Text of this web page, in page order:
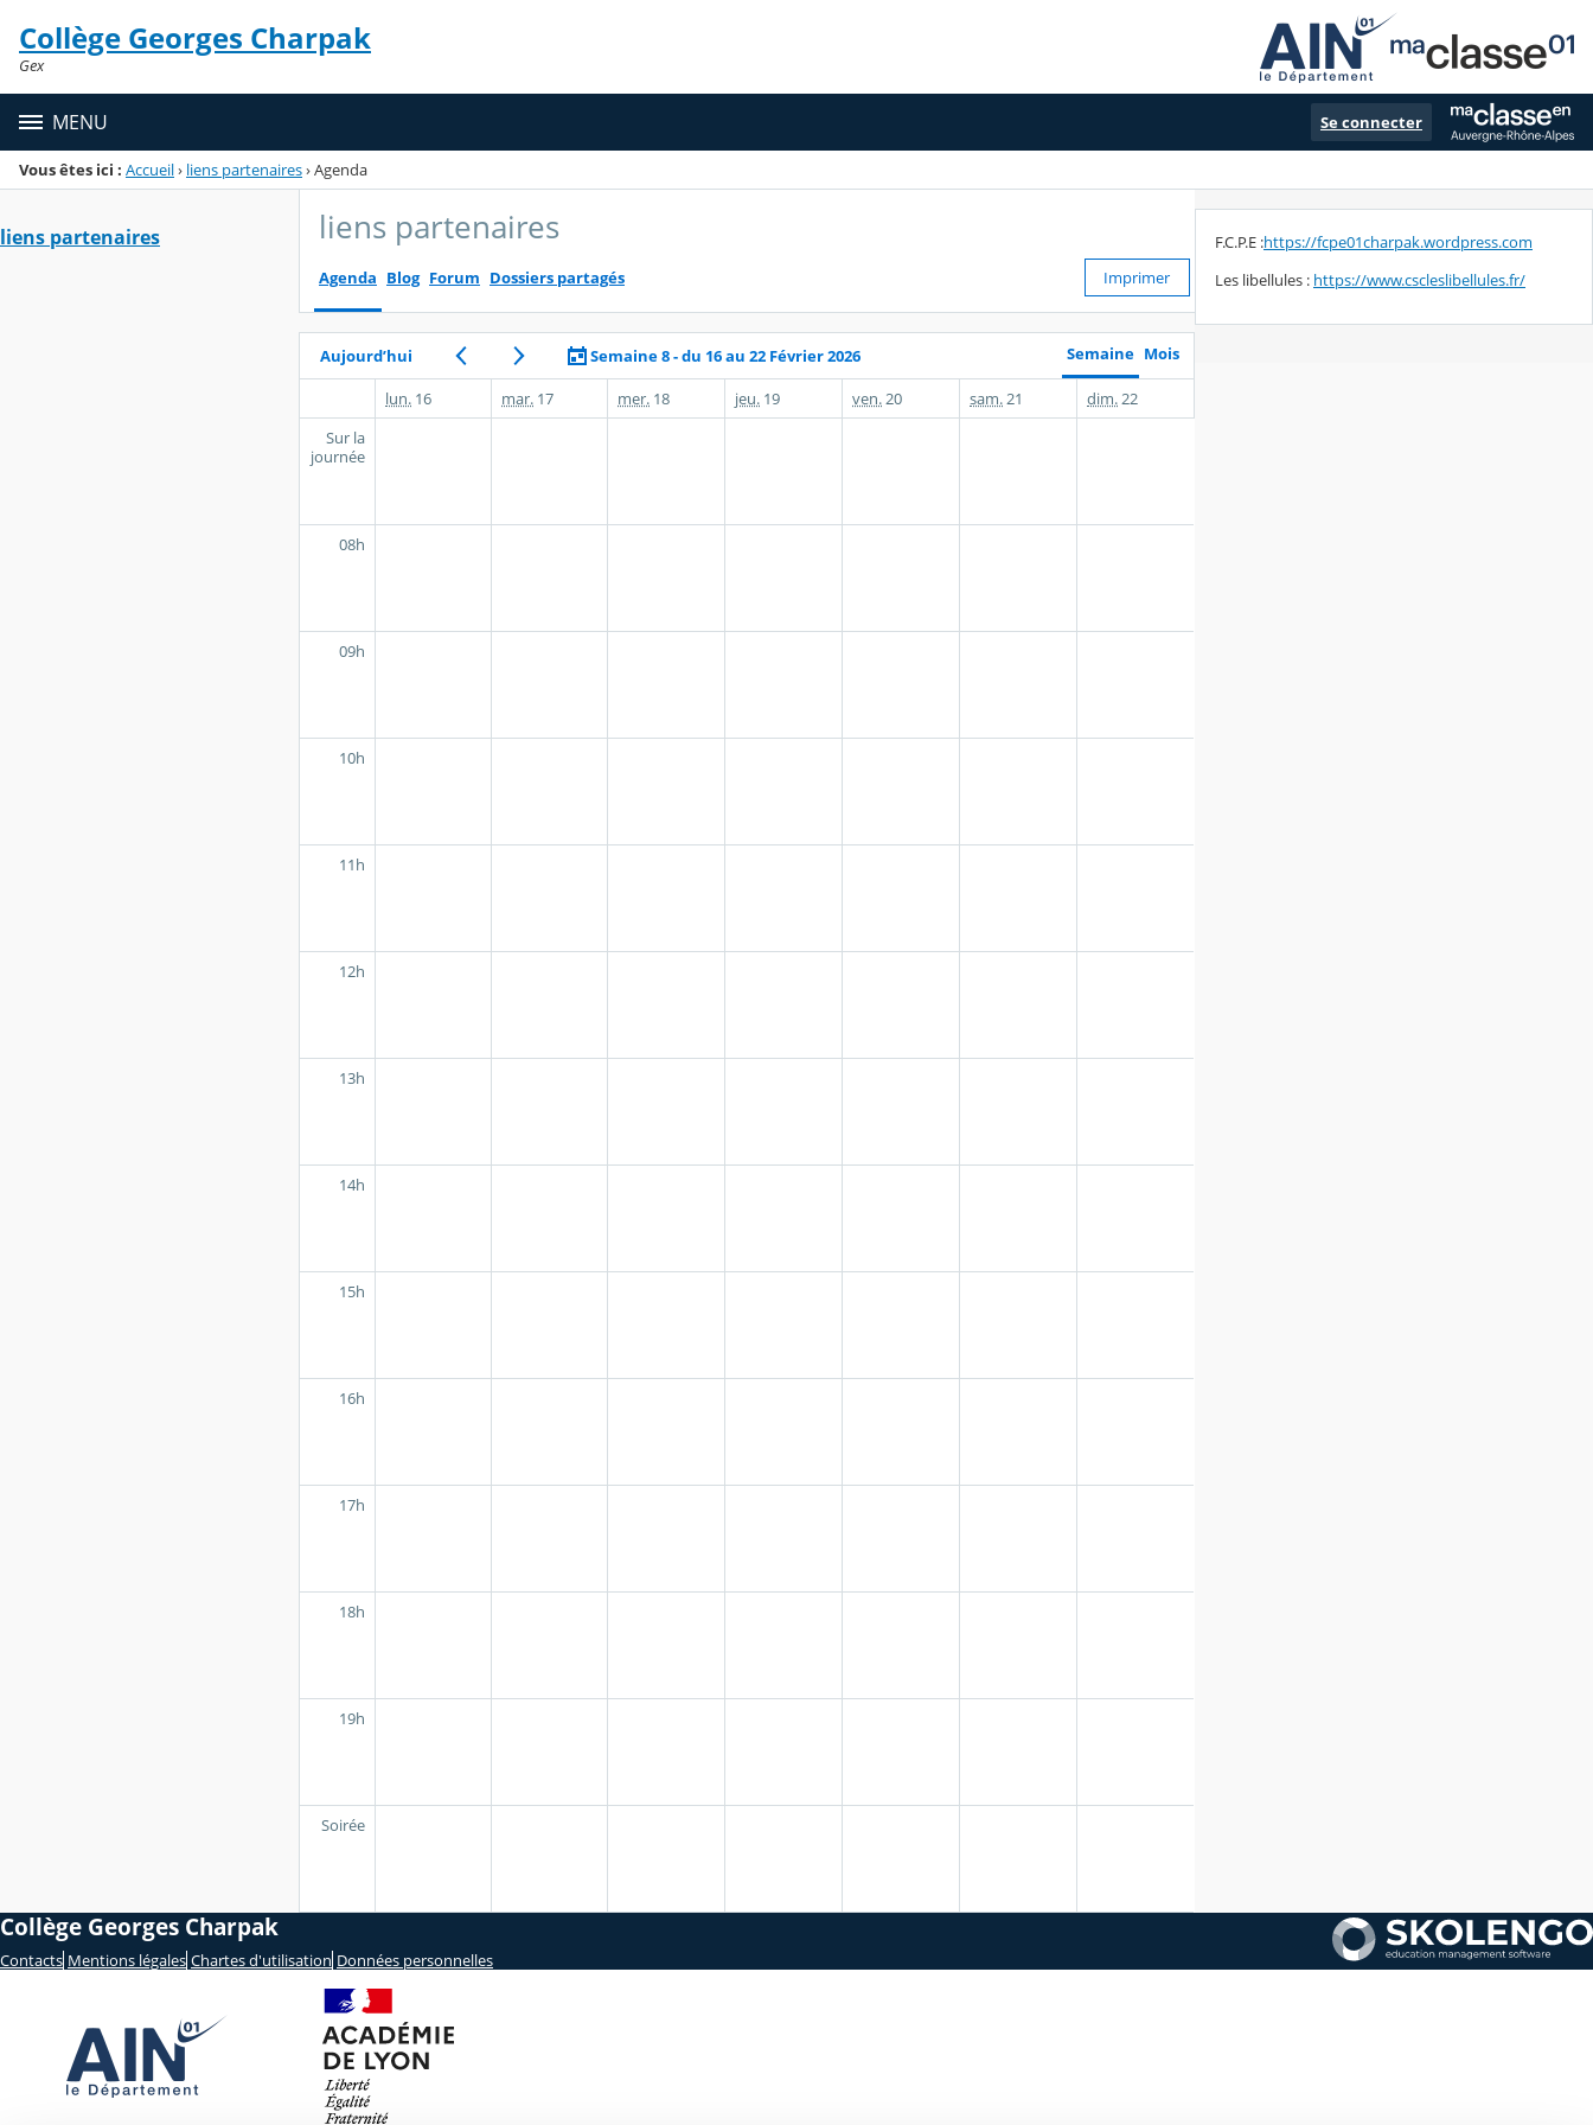
Menu de la rubrique
Contenu
Collège Georges Charpak
Gex
MENU Se connecter
Vous êtes ici : Accueil› liens partenaires›Agenda
liens partenaires liens partenaires
Agenda Blog Forum Dossiers partagés Imprimer
Aujourd’hui Semaine 8 - du 16 au 22 Février 2026 Semaine Mois
lun. 16 mar. 17 mer. 18 jeu. 19 ven. 20 sam. 21 dim. 22
Sur la
journée
08h
09h
10h
11h
12h
13h
14h
15h
16h
17h
18h
19h
Soirée
F.C.P.E :https://fcpe01charpak.wordpress.com
Les libellules : https://www.cscleslibellules.fr/
Collège Georges Charpak
Contacts Mentions légales Chartes d'utilisation Données personnelles